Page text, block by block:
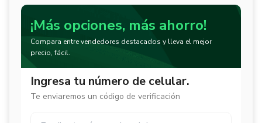
¡Más opciones, más ahorro!
Compara entre vendedores destacados y lleva el mejor
precio, fácil.
Ingresa tu número de celular.
Te enviaremos un código de verificación